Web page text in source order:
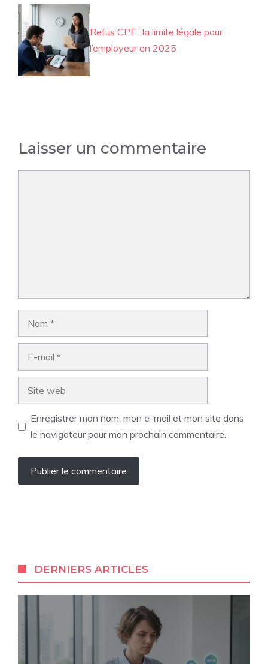
Refus CPF : la limite légale pour
l’employeur en 2025
Laisser un commentaire
Enregistrer mon nom, mon e-mail et mon site dans
le navigateur pour mon prochain commentaire.
DERNIERS ARTICLES